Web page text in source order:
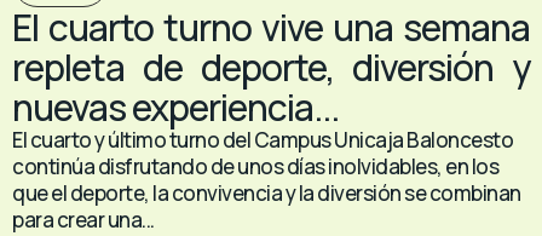
El cuarto turno vive una semana
repleta de deporte, diversión y
nuevas experiencia...
El cuarto y último turno del Campus Unicaja Baloncesto
continúa disfrutando de unos días inolvidables, en los
que el deporte, la convivencia y la diversión se combinan
para crear una...